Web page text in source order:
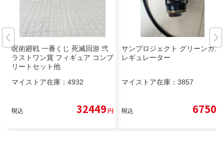
呪術廻戦 一番くじ 死滅回游 弐
ラストワン賞 フィギュア コンプ
リートセット他
マイストア在庫： 4932
税込 32449円
サンプロジェクト グリーンガス
レギュレーター
マイストア在庫： 3857
税込 6750